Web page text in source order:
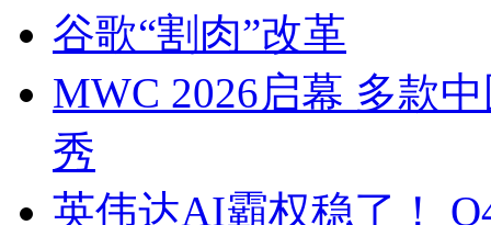
谷歌“割肉”改革
MWC 2026启幕 多款
秀
英伟达AI霸权稳了！